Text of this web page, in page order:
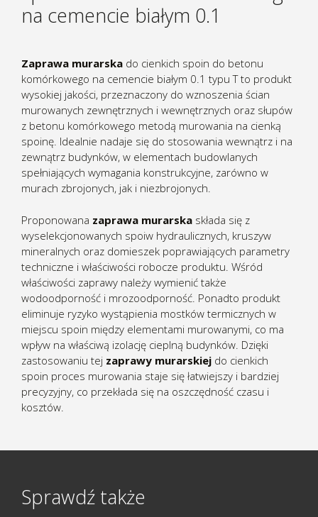
na cemencie białym 0.1
Zaprawa murarska do cienkich spoin do betonu
komórkowego na cemencie białym 0.1 typu T to produkt
wysokiej jakości, przeznaczony do wznoszenia ścian
murowanych zewnętrznych i wewnętrznych oraz słupów
z betonu komórkowego metodą murowania na cienką
spoinę. Idealnie nadaje się do stosowania wewnątrz i na
zewnątrz budynków, w elementach budowlanych
spełniających wymagania konstrukcyjne, zarówno w
murach zbrojonych, jak i niezbrojonych.
Proponowana zaprawa murarska składa się z
wyselekcjonowanych spoiw hydraulicznych, kruszyw
mineralnych oraz domieszek poprawiających parametry
techniczne i właściwości robocze produktu. Wśród
właściwości zaprawy należy wymienić także
wodoodporność i mrozoodporność. Ponadto produkt
eliminuje ryzyko wystąpienia mostków termicznych w
miejscu spoin między elementami murowanymi, co ma
wpływ na właściwą izolację cieplną budynków. Dzięki
zastosowaniu tej zaprawy murarskiej do cienkich
spoin proces murowania staje się łatwiejszy i bardziej
precyzyjny, co przekłada się na oszczędność czasu i
kosztów.
Sprawdź także